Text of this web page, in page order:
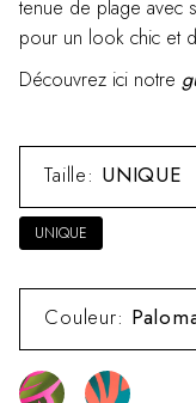
tenue de plage avec
pour un look chic et
Découvrez ici notre
Taille: UNIQUE
UNIQUE
Couleur: